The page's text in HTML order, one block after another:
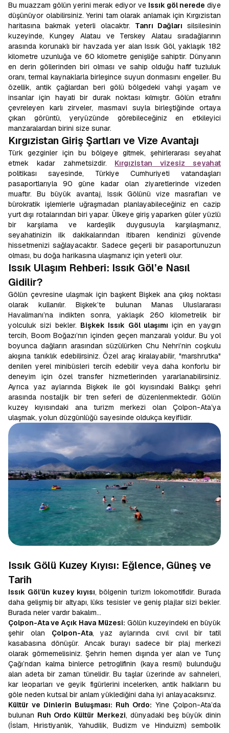
Bu muazzam gölün yerini merak ediyor ve Issık göl nerede diye
düşünüyor olabilirsiniz. Yerini tam olarak anlamak için Kırgızistan
haritasına bakmak yeterli olacaktır. Tanrı Dağları silsilesinin
kuzeyinde, Kungey Alatau ve Terskey Alatau sıradağlarının
arasında korunaklı bir havzada yer alan Issık Göl, yaklaşık 182
kilometre uzunluğa ve 60 kilometre genişliğe sahiptir. Dünyanın
en derin göllerinden biri olması ve sahip olduğu hafif tuzluluk
oranı, termal kaynaklarla birleşince suyun donmasını engeller. Bu
özellik, antik çağlardan beri gölü bölgedeki vahşi yaşam ve
insanlar için hayati bir durak noktası kılmıştır. Gölün etrafını
çevreleyen karlı zirveler, masmavi suyla birleştiğinde ortaya
çıkan görüntü, yeryüzünde görebileceğiniz en etkileyici
manzaralardan birini size sunar.
Kırgızistan Giriş Şartları ve Vize Avantajı
Türk gezginler için bu bölgeye gitmek, şehirlerarası seyahat
etmek kadar zahmetsizdir. Kırgızistan vizesiz seyahat
politikası sayesinde, Türkiye Cumhuriyeti vatandaşları
pasaportlarıyla 90 güne kadar olan ziyaretlerinde vizeden
muaftır. Bu büyük avantaj, Issık Gölünü vize masrafları ve
bürokratik işlemlerle uğraşmadan planlayabileceğiniz en cazip
yurt dışı rotalarından biri yapar. Ülkeye giriş yaparken güler yüzlü
bir karşılama ve kardeşlik duygusuyla karşılaşmanız,
seyahatinizin ilk dakikalarından itibaren kendinizi güvende
hissetmenizi sağlayacaktır. Sadece geçerli bir pasaportunuzun
olması, bu doğa harikasına ulaşmanız için yeterli olur.
Issık Ulaşım Rehberi: Issık Göl’e Nasıl
Gidilir?
Gölün çevresine ulaşmak için başkent Bişkek ana çıkış noktası
olarak kullanılır. Bişkek’te bulunan Manas Uluslararası
Havalimanı’na indikten sonra, yaklaşık 260 kilometrelik bir
yolculuk sizi bekler. Bişkek Issık Göl ulaşımı için en yaygın
tercih, Boom Boğazı’nın içinden geçen manzaralı yoldur. Bu yol
boyunca dağların arasından süzülürken Chu Nehri’nin coşkulu
akışına tanıklık edebilirsiniz. Özel araç kiralayabilir, "marshrutka"
denilen yerel minibüsleri tercih edebilir veya daha konforlu bir
deneyim için özel transfer hizmetlerinden yararlanabilirsiniz.
Ayrıca yaz aylarında Bişkek ile göl kıyısındaki Balıkçı şehri
arasında nostaljik bir tren seferi de düzenlenmektedir. Gölün
kuzey kıyısındaki ana turizm merkezi olan Çolpon-Ata’ya
ulaşmak, yolun düzgünlüğü sayesinde oldukça keyiflidir.
Issık Gölü Kuzey Kıyısı: Eğlence, Güneş ve
Tarih
Issık Göl’ün kuzey kıyısı, bölgenin turizm lokomotifidir. Burada
daha gelişmiş bir altyapı, lüks tesisler ve geniş plajlar sizi bekler.
Burada neler vardır bakalım…
Çolpon-Ata ve Açık Hava Müzesi: Gölün kuzeyindeki en büyük
şehir olan Çolpon-Ata, yaz aylarında cıvıl cıvıl bir tatil
kasabasına dönüşür. Ancak burayı sadece bir plaj merkezi
olarak görmemelisiniz. Şehrin hemen dışında yer alan ve Tunç
Çağı’ndan kalma binlerce petroglifinin (kaya resmi) bulunduğu
alan adeta bir zaman tünelidir. Bu taşlar üzerinde av sahneleri,
kar leoparları ve geyik figürlerini incelerken, antik halkların bu
göle neden kutsal bir anlam yüklediğini daha iyi anlayacaksınız.
Kültür ve Dinlerin Buluşması: Ruh Ordo: Yine Çolpon-Ata’da
bulunan Ruh Ordo Kültür Merkezi, dünyadaki beş büyük dinin
(İslam, Hıristiyanlık, Yahudilik, Budizm ve Hinduizm) sembolik